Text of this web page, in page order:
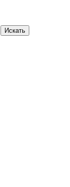
Искать